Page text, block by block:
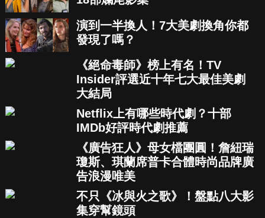
演到一半換人！7大美劇換角你都
發現了嗎？
《絕命毒師》榜上有名！TV
Insider評選近十年七大最佳美劇
大結局
Netflix上有哪些時代劇？十部
IMDb好評時代劇推薦
《廣告狂人》母女檔團圓！詹紐瑞
瓊斯、琪蘭席普卡合體時尚品牌廣
告浪漫唯美
不只《冰與火之歌》！盤點八大影
集穿幫鏡頭